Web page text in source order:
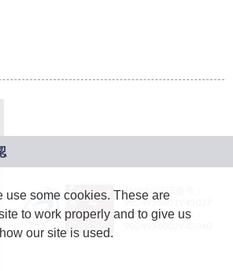
JASRAC許諾番号：
9024936001Y45037
JASRAC許諾番号：
use some cookies. These are
to work properly and to give us
our site is used.